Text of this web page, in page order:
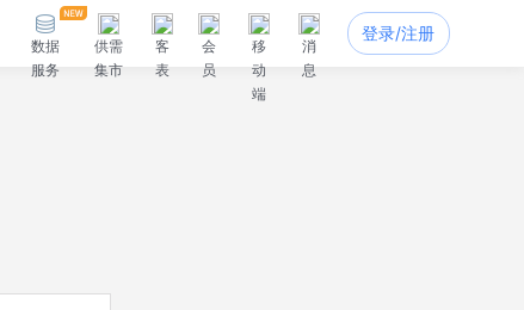
数据
服务
供需
集市
客
表
会
员
移
动
端
消
息
登录/注册